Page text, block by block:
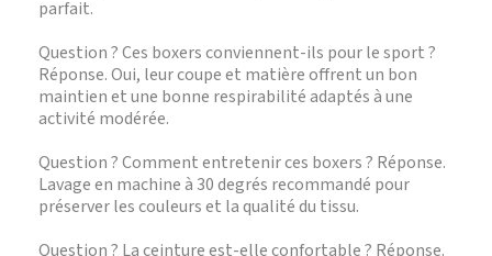
parfait.
Question ? Ces boxers conviennent-ils pour le sport ?
Réponse. Oui, leur coupe et matière offrent un bon
maintien et une bonne respirabilité adaptés à une
activité modérée.
Question ? Comment entretenir ces boxers ? Réponse.
Lavage en machine à 30 degrés recommandé pour
préserver les couleurs et la qualité du tissu.
Question ? La ceinture est-elle confortable ? Réponse.